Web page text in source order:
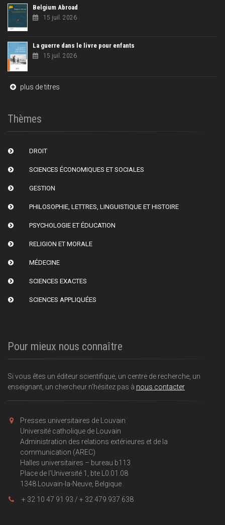
Belgium Abroad
15 juil. 2026
La guerre dans le livre pour enfants
15 juil. 2026
plus de titres
Thèmes
DROIT
SCIENCES ÉCONOMIQUES ET SOCIALES
GESTION
PHILOSOPHIE, LETTRES, LINGUISTIQUE ET HISTOIRE
PSYCHOLOGIE ET ÉDUCATION
RELIGION ET MORALE
MÉDECINE
SCIENCES EXACTES
SCIENCES APPLIQUÉES
Pour mieux nous connaître
Si vous êtes un éditeur scientifique, un centre de recherche, un
enseignant, un chercheur n'hésitez pas à nous contacter
Presses universitaires de Louvain
Université catholique de Louvain
Administration des relations extérieures et de la
communication (AREC)
Halles universitaires – bureau b113
Place de l'Université 1, bte L0.01.08
1348 Louvain-la-Neuve, Belgique
+ 32 10 47 91 93 / + 32 479 937 638